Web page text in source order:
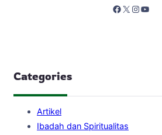
Facebook X Instagram YouTube
Categories
Artikel
Ibadah dan Spiritualitas